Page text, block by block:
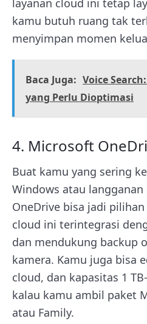
kamu butuh ruang tak
menyimpan momen
Baca Juga: Voice
yang Perlu Dioptimasi
4. Microsoft
Buat kamu yang sering
Windows atau
OneDrive bisa jadi
cloud ini terintegrasi
dan mendukung backup
kamera. Kamu juga bisa
cloud, dan kapasitas 1
kalau kamu ambil paket
atau Family.